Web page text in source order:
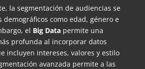
la segmentación de audiencias se
demográficos como edad, género e
el Big Datapermite una
profunda al incorporar datos
incluyen intereses, valores y estilo
avanzada permite a las